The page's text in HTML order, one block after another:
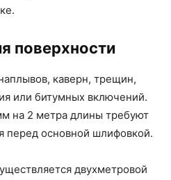
поверхности
каверн, трещин,
или битумных включений.
на 2 метра длины требуют
перед основной шлифовкой.
двухметровой